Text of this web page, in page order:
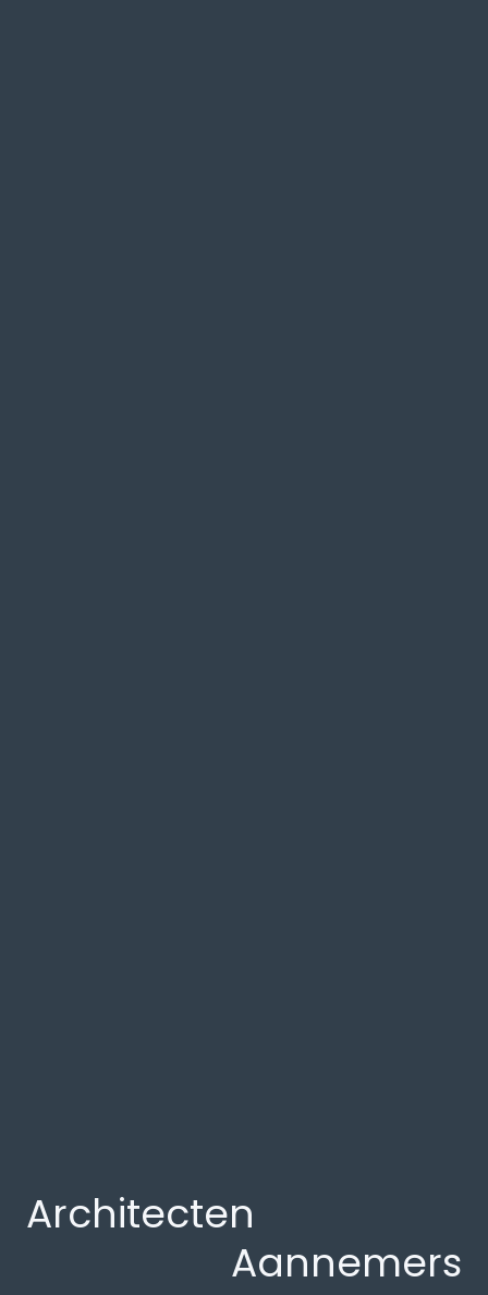
Architecten
Aannemers